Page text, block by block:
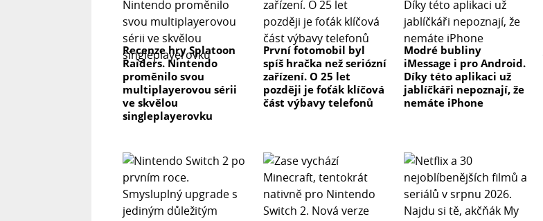
Recenze hry Splatoon
Raiders. Nintendo
proměnilo svou
multiplayerovou sérii
ve skvělou
singleplayerovku
První fotomobil byl
spíš hračka než seriózní
zařízení. O 25 let
později je foťák klíčová
část výbavy telefonů
Modré bubliny
iMessage i pro Android.
Díky této aplikaci už
jablíčkáři nepoznají, že
nemáte iPhone